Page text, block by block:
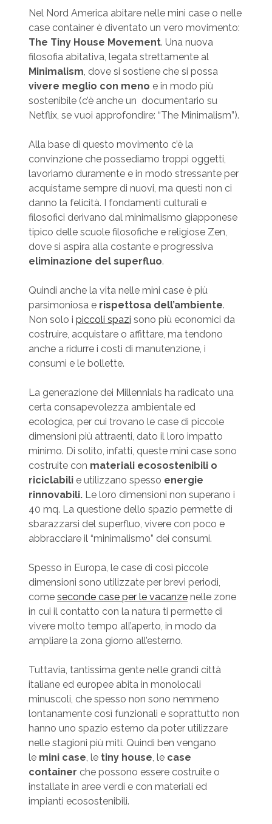
Nel Nord America abitare nelle mini case o nelle
case container è diventato un vero movimento:
The Tiny House Movement. Una nuova
filosofia abitativa, legata strettamente al
Minimalism, dove si sostiene che si possa
vivere meglio con meno e in modo più
sostenibile (c’è anche un documentario su
Netflix, se vuoi approfondire: “The Minimalism”).
Alla base di questo movimento c’è la
convinzione che possediamo troppi oggetti,
lavoriamo duramente e in modo stressante per
acquistarne sempre di nuovi, ma questi non ci
danno la felicità. I fondamenti culturali e
filosofici derivano dal minimalismo giapponese
tipico delle scuole filosofiche e religiose Zen,
dove si aspira alla costante e progressiva
eliminazione del superfluo.
Quindi anche la vita nelle mini case è più
parsimoniosa e rispettosa dell’ambiente.
Non solo i piccoli spazi sono più economici da
costruire, acquistare o affittare, ma tendono
anche a ridurre i costi di manutenzione, i
consumi e le bollette.
La generazione dei Millennials ha radicato una
certa consapevolezza ambientale ed
ecologica, per cui trovano le case di piccole
dimensioni più attraenti, dato il loro impatto
minimo. Di solito, infatti, queste mini case sono
costruite con materiali ecosostenibili o
riciclabilie utilizzano spesso energie
rinnovabili.Le loro dimensioni non superano i
40 mq. La questione dello spazio permette di
sbarazzarsi del superfluo, vivere con poco e
abbracciare il “minimalismo” dei consumi.
Spesso in Europa, le case di così piccole
dimensioni sono utilizzate per brevi periodi,
come seconde case per le vacanzenelle zone
in cui il contatto con la natura ti permette di
vivere molto tempo all’aperto, in modo da
ampliare la zona giorno all’esterno.
Tuttavia, tantissima gente nelle grandi città
italiane ed europee abita in monolocali
minuscoli, che spesso non sono nemmeno
lontanamente così funzionali e soprattutto non
hanno uno spazio esterno da poter utilizzare
nelle stagioni più miti. Quindi ben vengano
le mini case, le tiny house, le case
container che possono essere costruite o
installate in aree verdi e con materiali ed
impianti ecosostenibili.